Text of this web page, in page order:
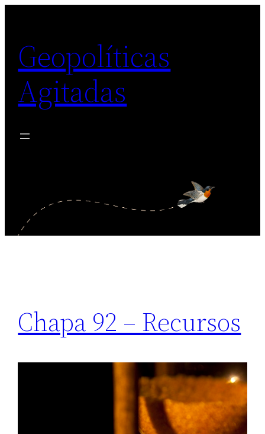
contenido
Geopolíticas
Agitadas
Chapa 92 – Recursos